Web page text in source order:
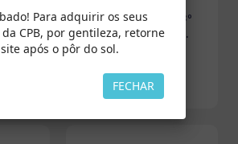
- 3º
Infantis (Avulso - 3º
Trimestre/2026)...
Para adquirir os seus
CPB, por gentileza, retorne
após o pôr do sol.
FECHAR